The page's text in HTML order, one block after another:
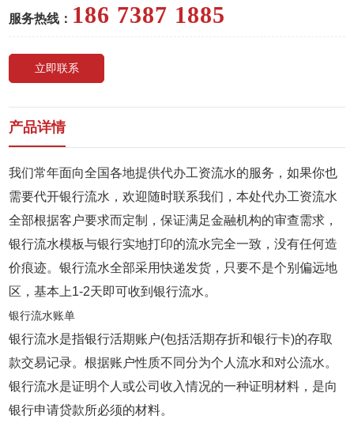
服务热线： 186 7387 1885
立即联系
产品详情
我们常年面向全国各地提供代办工资流水的服务，如果你也
需要代开银行流水，欢迎随时联系我们，本处代办工资流水
全部根据客户要求而定制，保证满足金融机构的审查需求，
银行流水模板与银行实地打印的流水完全一致，没有任何造
价痕迹。银行流水全部采用快递发货，只要不是个别偏远地
区，基本上1-2天即可收到银行流水。
银行流水账单
银行流水是指银行活期账户(包括活期存折和银行卡)的存取
款交易记录。根据账户性质不同分为个人流水和对公流水。
银行流水是证明个人或公司收入情况的一种证明材料，是向
银行申请贷款所必须的材料。